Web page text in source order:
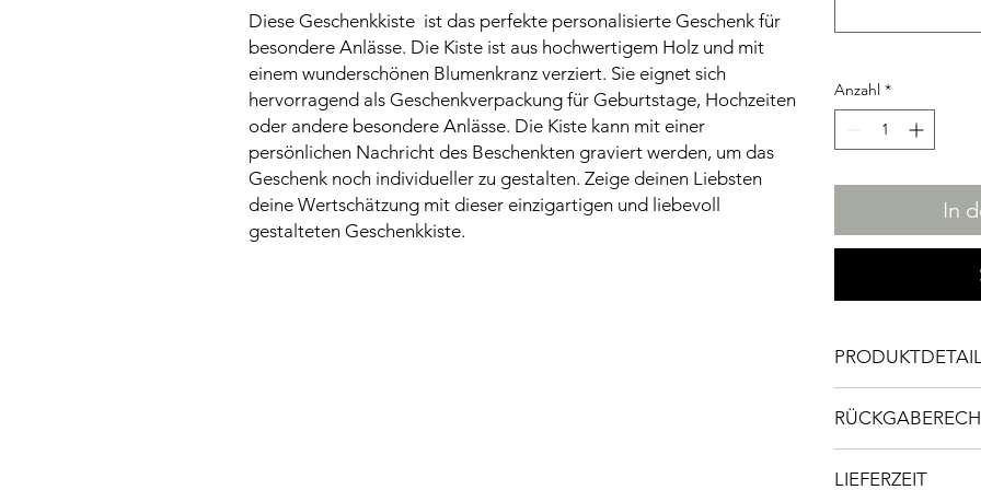
Diese Geschenkkiste ist das perfekte personalisierte Geschenk für
besondere Anlässe. Die Kiste ist aus hochwertigem Holz und mit
einem wunderschönen Blumenkranz verziert. Sie eignet sich
hervorragend als Geschenkverpackung für Geburtstage, Hochzeiten
oder andere besondere Anlässe. Die Kiste kann mit einer
persönlichen Nachricht des Beschenkten graviert werden, um das
Geschenk noch individueller zu gestalten. Zeige deinen Liebsten
deine Wertschätzung mit dieser einzigartigen und liebevoll
gestalteten Geschenkkiste.
Anzahl *
In
Material: Hergestellt
angefertigtes
LIEFERZEIT